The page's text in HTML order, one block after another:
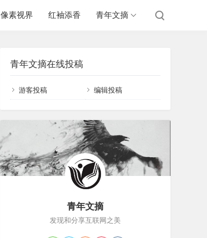
像素视界 红袖添香 青年文摘
青年文摘在线投稿
游客投稿 编辑投稿
青年文摘
发现和分享互联网之美